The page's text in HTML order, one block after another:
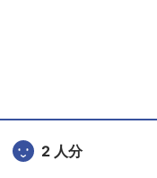
o
o
2 人分